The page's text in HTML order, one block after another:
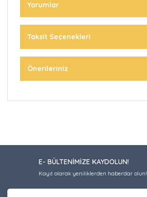
Yorumlar
Taksit Seçenekleri
Önerileriniz
E- BÜLTENİMİZE KAYDOLUN!
Kayıt olarak yeniliklerden haberdar olun!